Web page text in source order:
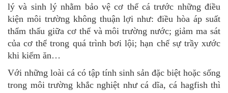
lý và sinh lý nhằm bảo vệ cơ thể cá trước những điều
kiện môi trường không thuận lợi như: điều hòa áp suất
thẩm thấu giữa cơ thể và môi trường nước; giảm ma sát
của cơ thể trong quá trình bơi lội; hạn chế sự trầy xước
khi kiếm ăn…
Với những loài cá có tập tính sinh sản đặc biệt hoặc sống
trong môi trường khắc nghiệt như cá dĩa, cá hagfish thì